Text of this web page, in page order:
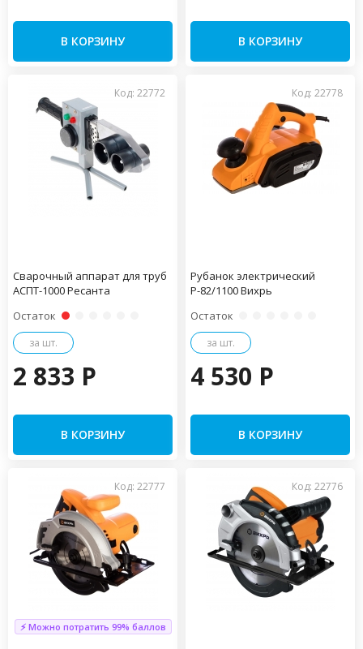
В КОРЗИНУ В КОРЗИНУ
Код: 22772
Сварочный аппарат для труб
АСПТ-1000 Ресанта
Остаток
за шт.
2 833 P
В КОРЗИНУ
Код: 22778
Рубанок электрический
Р-82/1100 Вихрь
Остаток
за шт.
4 530 P
В КОРЗИНУ
Код: 22777
⚡ Можно потратить 99% баллов
Код: 22776